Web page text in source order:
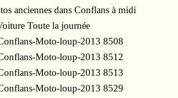
anciennes dans Conflans à midi
Toute la journée